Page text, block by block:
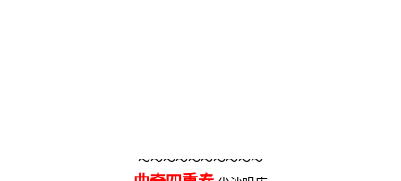
～～～～～～～～～～